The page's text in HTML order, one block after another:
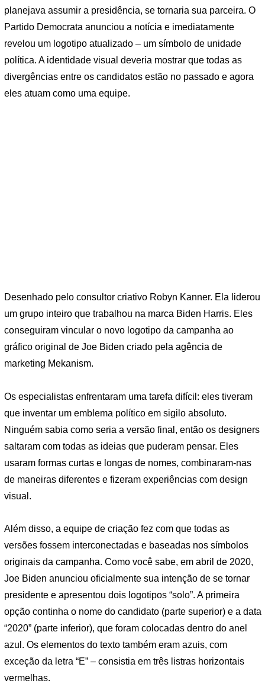
planejava assumir a presidência, se tornaria sua parceira. O
Partido Democrata anunciou a notícia e imediatamente
revelou um logotipo atualizado – um símbolo de unidade
política. A identidade visual deveria mostrar que todas as
divergências entre os candidatos estão no passado e agora
eles atuam como uma equipe.
Desenhado pelo consultor criativo Robyn Kanner. Ela liderou
um grupo inteiro que trabalhou na marca Biden Harris. Eles
conseguiram vincular o novo logotipo da campanha ao
gráfico original de Joe Biden criado pela agência de
marketing Mekanism.
Os especialistas enfrentaram uma tarefa difícil: eles tiveram
que inventar um emblema político em sigilo absoluto.
Ninguém sabia como seria a versão final, então os designers
saltaram com todas as ideias que puderam pensar. Eles
usaram formas curtas e longas de nomes, combinaram-nas
de maneiras diferentes e fizeram experiências com design
visual.
Além disso, a equipe de criação fez com que todas as
versões fossem interconectadas e baseadas nos símbolos
originais da campanha. Como você sabe, em abril de 2020,
Joe Biden anunciou oficialmente sua intenção de se tornar
presidente e apresentou dois logotipos “solo”. A primeira
opção continha o nome do candidato (parte superior) e a data
“2020” (parte inferior), que foram colocadas dentro do anel
azul. Os elementos do texto também eram azuis, com
exceção da letra “E” – consistia em três listras horizontais
vermelhas.